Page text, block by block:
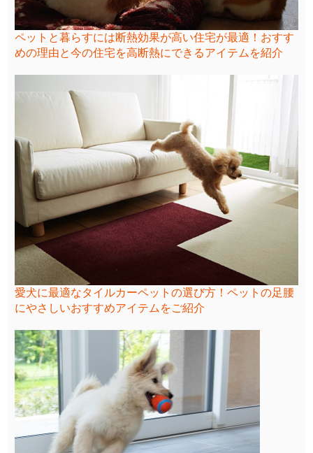
ペットと暮らすには断熱効果が高い住宅が最適！おすす
めの理由と今の住宅を高断熱にできるアイテムを紹介
愛犬に最適なタイルカーペットの選び方！ペットの足腰
にやさしいおすすめアイテムをご紹介